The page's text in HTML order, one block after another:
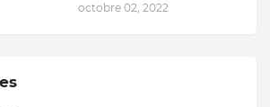
octobre 02, 2022